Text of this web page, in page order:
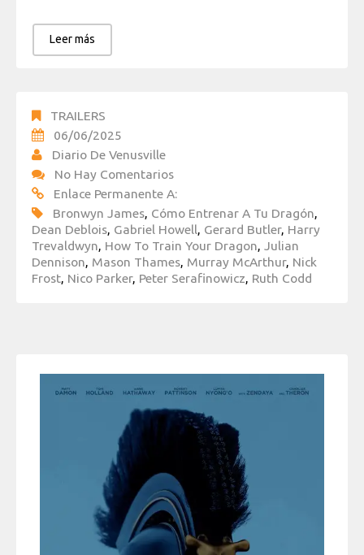
Leer más
TRAILERS
06/06/2025
Diario De Venusville
No Hay Comentarios
Enlace Permanente A:
Bronwyn James Cómo Entrenar A Tu Dragón
Dean Deblois Gabriel Howell Gerard Butler, Harry
Trevaldwyn How To Train Your Dragon
Julian
Dennison Mason Thames Murray McArthur, Nick
Frost Nico Parker, Peter Serafinowicz Ruth Codd